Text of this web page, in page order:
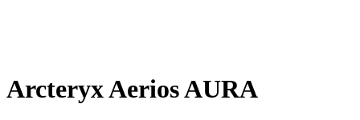
Arcteryx Aerios AURA